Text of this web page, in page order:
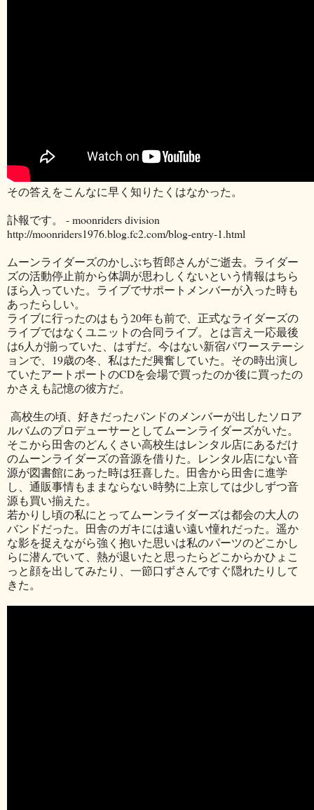
その答えをこんなに早く知りたくはなかった。
訃報です。 - moonriders division
http://moonriders1976.blog.fc2.com/blog-entry-1.html
ムーンライダーズのかしぶち哲郎さんがご逝去。ライダー
ズの活動停止前から体調が思わしくないという情報はちら
ほら入っていた。ライブでサポートメンバーが入った時も
あったらしい。
ライブに行ったのはもう20年も前で、正式なライダーズの
ライブではなくユニットの合同ライブ。とは言え一応最後
は6人が揃っていた、はずだ。今はない新宿パワーステーシ
ョンで、19歳の冬、私はただ興奮していた。その時出演し
ていたアートポートのCDを会場で買ったのか後に買ったの
かさえも記憶の彼方だ。
高校生の頃、好きだったバンドのメンバーが出したソロア
ルバムのプロデューサーとしてムーンライダーズがいた。
そこから田舎のどんくさい高校生はレンタル店にあるだけ
のムーンライダーズの音源を借りた。レンタル店にない音
源が図書館にあった時は狂喜した。田舎から田舎に進学
し、通販事情もままならない時勢に上京しては少しずつ音
源も買い揃えた。
若かりし頃の私にとってムーンライダーズは都会の大人の
バンドだった。田舎のガキには遠い遠い憧れだった。遥か
な影を捉えながら強く抱いた思いは私のパーツのどこかし
らに潜んでいて、熱が退いたと思ったらどこからかひょこ
っと顔を出してみたり、一節口ずさんですぐ隠れたりして
きた。